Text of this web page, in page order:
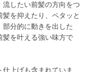
したい前髪の方向をつ
を抑えたり、ペタッと
分的に動きを出した
髪を叶える強い味方で
上げも含まれていま